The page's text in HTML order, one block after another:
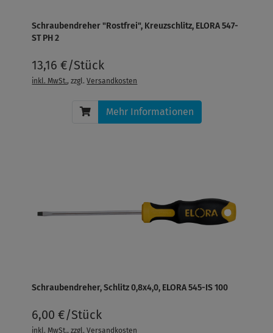
Schraubendreher "Rostfrei", Kreuzschlitz, ELORA 547-
ST PH 2
13,16 €/Stück
inkl. MwSt., zzgl.Versandkosten
Mehr Informationen
Schraubendreher, Schlitz 0,8x4,0, ELORA 545-IS 100
6,00 €/Stück
inkl. MwSt., zzgl.Versandkosten